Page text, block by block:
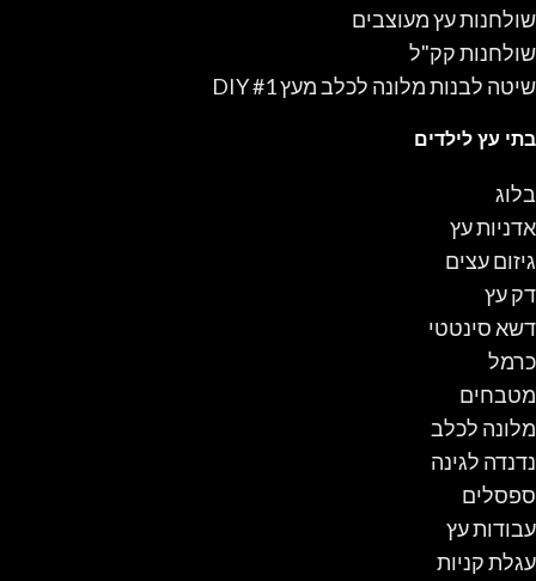
שולחנות עץ מעוצבים
שולחנות קק"ל
שיטה לבנות מלונה לכלב מעץ #1 DIY
בתי עץ לילדים
בלוג
אדניות עץ
גיזום עצים
דק עץ
דשא סינטטי
כרמל
מטבחים
מלונה לכלב
נדנדה לגינה
ספסלים
עבודות עץ
עגלת קניות